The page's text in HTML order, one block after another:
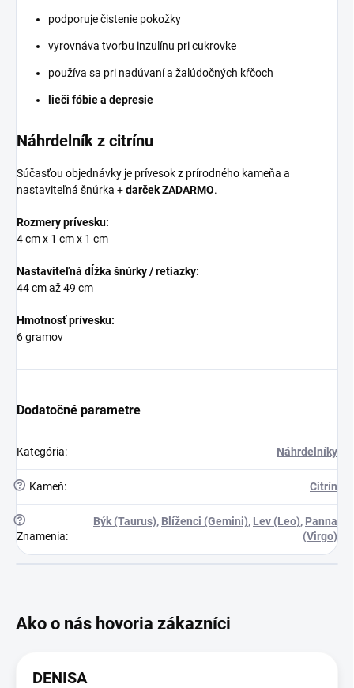
podporuje čistenie pokožky
vyrovnáva tvorbu inzulínu pri cukrovke
používa sa pri nadúvaní a žalúdočných kŕčoch
lieči fóbie a depresie
Náhrdelník z citrínu
Súčasťou objednávky je prívesok z prírodného kameňa a
nastaviteľná šnúrka +darček ZADARMO.
Rozmery prívesku:
4 cm x 1 cm x 1 cm
Nastaviteľná dĺžka šnúrky / retiazky:
44 cm až 49 cm
Hmotnosť prívesku:
6 gramov
Dodatočné parametre
Kategória: Náhrdelníky
? Kameň: Citrín
?
Znamenia:
Býk (Taurus), Blíženci (Gemini), Lev (Leo), Panna
(Virgo)
DENISA